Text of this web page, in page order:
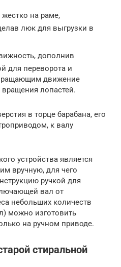
жестко на раме,
люк для выгрузки в
дополнив
для переворота и
движение
лопастей.
в торце барабана, его
к валу
устройства является
вручную, для чего
ручкой для
вал от
небольших количеств
можно изготовить
на ручном приводе.
стиральной